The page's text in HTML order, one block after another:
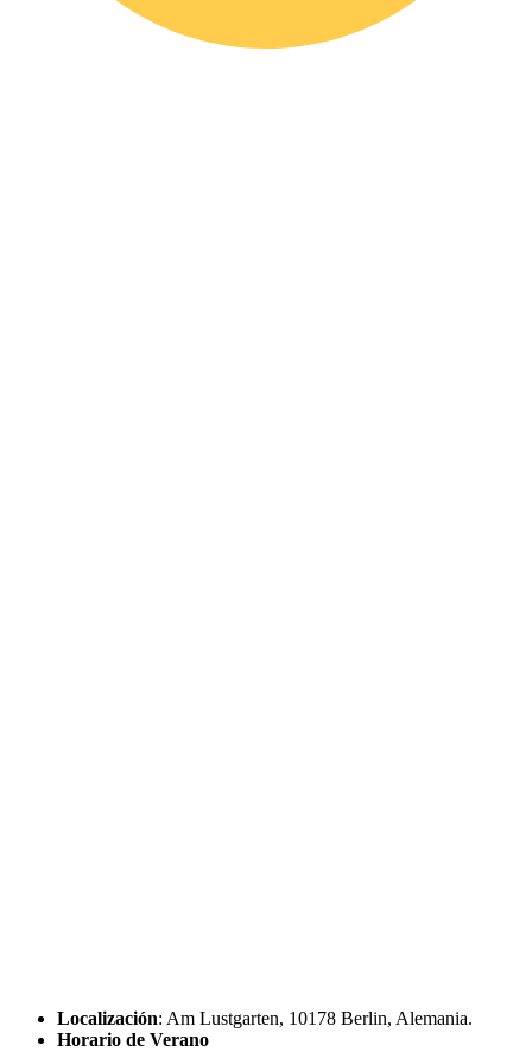
Localización: Am Lustgarten, 10178 Berlin, Alemania.
Horario de Verano